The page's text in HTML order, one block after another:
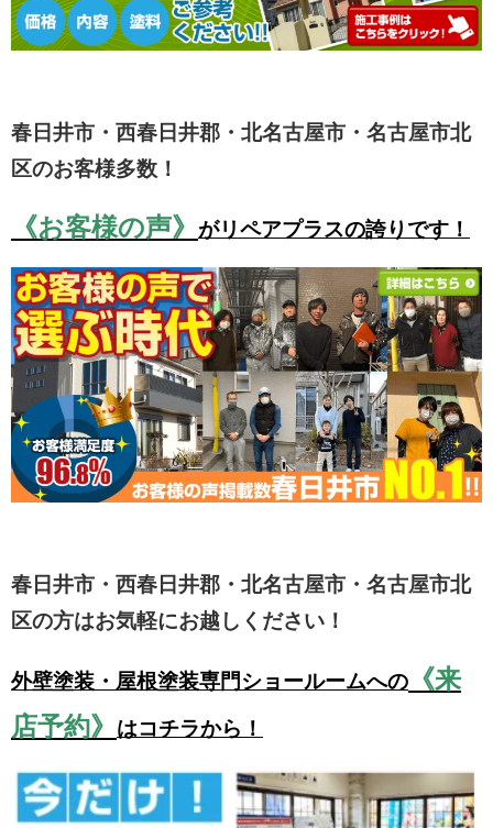
春日井市・西春日井郡・北名古屋市・名古屋市北
区のお客様多数！
《お客様の声》 がリペアプラスの誇りです！
春日井市・西春日井郡・北名古屋市・名古屋市北
区の方はお気軽にお越しください！
外壁塗装・屋根塗装専門ショールームへの
《来
店予約》
はコチラから！